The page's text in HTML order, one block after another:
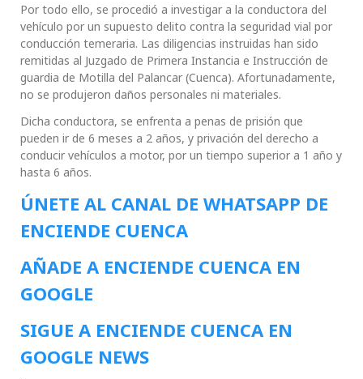
Por todo ello, se procedió a investigar a la conductora del
vehículo por un supuesto delito contra la seguridad vial por
conducción temeraria. Las diligencias instruidas han sido
remitidas al Juzgado de Primera Instancia e Instrucción de
guardia de Motilla del Palancar (Cuenca). Afortunadamente,
no se produjeron daños personales ni materiales.
Dicha conductora, se enfrenta a penas de prisión que
pueden ir de 6 meses a 2 años, y privación del derecho a
conducir vehículos a motor, por un tiempo superior a 1 año y
hasta 6 años.
ÚNETE AL CANAL DE WHATSAPP DE
ENCIENDE CUENCA
AÑADE A ENCIENDE CUENCA EN
GOOGLE
SIGUE A ENCIENDE CUENCA EN
GOOGLE NEWS